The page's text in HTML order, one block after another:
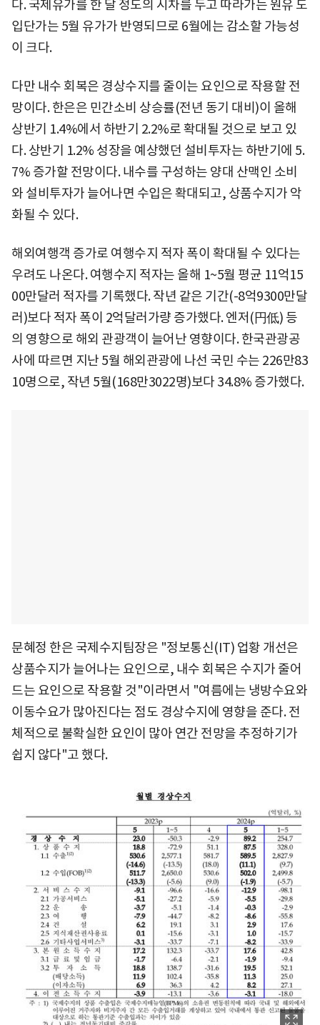
다. 국제유가를 한 달 정도의 시차를 두고 따라가는 원유 도
입단가는 5월 유가가 반영되므로 6월에는 감소할 가능성
이 크다.
다만 내수 회복은 경상수지를 줄이는 요인으로 작용할 전
망이다. 한은은 민간소비 상승률(전년 동기 대비)이 올해
상반기 1.4%에서 하반기 2.2%로 확대될 것으로 보고 있
다. 상반기 1.2% 성장을 예상했던 설비투자는 하반기에 5.
7% 증가할 전망이다. 내수를 구성하는 양대 산맥인 소비
와 설비투자가 늘어나면 수입은 확대되고, 상품수지가 악
화될 수 있다.
해외여행객 증가로 여행수지 적자 폭이 확대될 수 있다는
우려도 나온다. 여행수지 적자는 올해 1~5월 평균 11억15
00만달러 적자를 기록했다. 작년 같은 기간(-8억9300만달
러)보다 적자 폭이 2억달러가량 증가했다. 엔저(円低) 등
의 영향으로 해외 관광객이 늘어난 영향이다. 한국관광공
사에 따르면 지난 5월 해외관광에 나선 국민 수는 226만83
10명으로, 작년 5월(168만3022명)보다 34.8% 증가했다.
문혜정 한은 국제수지팀장은 "정보통신(IT) 업황 개선은
상품수지가 늘어나는 요인으로, 내수 회복은 수지가 줄어
드는 요인으로 작용할 것"이라면서 "여름에는 냉방수요와
이동수요가 많아진다는 점도 경상수지에 영향을 준다. 전
체적으로 불확실한 요인이 많아 연간 전망을 추정하기가
쉽지 않다"고 했다.